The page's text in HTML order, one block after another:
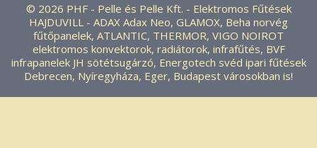
© 2026 PHF - Pelle és Pelle Kft. - Elektromos Fűtések
HAJDUVILL - ADAX Adax Neo, GLAMOX, Beha norvég
fűtőpanelek, ATLANTIC, THERMOR, VIGO NOIROT
elektromos konvektorok, radiátorok, infrafűtés, BVF
infrapanelek JH sötétsugárzó, Energotech svéd ipari fűtések
Debrecen, Nyíregyháza, Eger, Budapest városokban is!